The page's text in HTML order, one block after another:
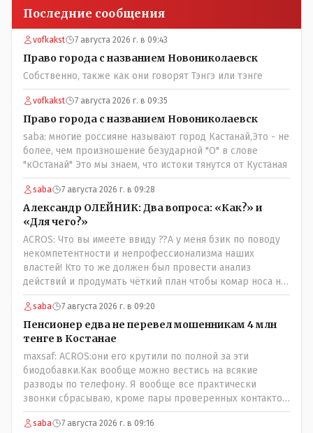
Последние сообщения
vofkakst 7 августа 2026 г. в 09:43
Право города с названием Новониколаевск
Собственно, также как они говорят Тэнгэ или тэнге
vofkakst 7 августа 2026 г. в 09:35
Право города с названием Новониколаевск
saba: многие россияне называют город Кастанай,Это - не
более, чем произношение безударной "О" в слове
"кОстанай" Это мы знаем, что истоки тянутся от Кустаная
saba 7 августа 2026 г. в 09:28
Александр ОЛЕЙНИК: Два вопроса: «Как?» и
«Для чего?»
ACROS: Что вы имеете ввиду ??А у меня бзик по поводу
некомпетентности и непрофессионализма наших
властей! Кто то же должен был провести анализ
действий и продумать чёткий план чтобы комар носа не
подточил! Но тут явно спешили, а в аналитическом
центре либо кто то из родственников сидит, либо
ведущий специалист на Мальдивы уехал, либо всё
вместе! Пока прокатывает по вышеизложенным Вами
причинам, просто обстоятельства немного меняются по
сравнению с Назарбаевскими временами, власти
решили пощупать кошелёк населения, а это уже
неизвестная в уравнении взаимоотношений власти и
народа! Тут бы как раз специалист-аналитик и
пригодился бы!
saba 7 августа 2026 г. в 09:20
Пенсионер едва не перевел мошенникам 4 млн
тенге в Костанае
maxsaf: ACROS:они его крутили по полной за эти
биодобавки.Как вообще можно вестись на всякие
разводы по телефону. Я вообще все практически
звонки сбрасываю, кроме пары проверенных контактов.
Один раз мне мой банк позвонил, не мошенники. Я
приехал туда, в банк, нашел того, кто мне звонил,
saba 7 августа 2026 г. в 09:16